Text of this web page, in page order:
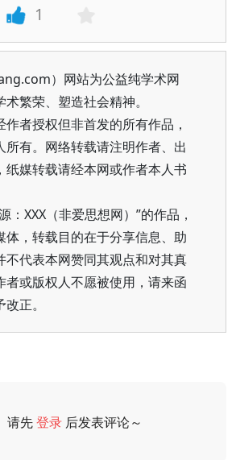
1
）网站为公益纯学术网
繁荣、塑造社会精神。
作者授权但非首发的所有作品，
所有。网络转载请注明作者、出
纸媒转载请经本网或作者本人书
：XXX（非爱思想网）”的作品，
体，转载目的在于分享信息、助
不代表本网赞同其观点和对其真
者或版权人不愿被使用，请来函
正。
请先登录 后发表评论～